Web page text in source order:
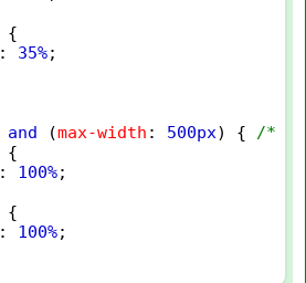
{
: 35%;
and (max-width : 500px) {
{
: 100%;
{
: 100%;